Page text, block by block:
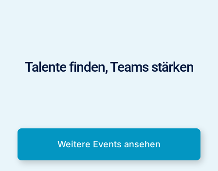
Talente finden, Teams stärken
Weitere Events ansehen